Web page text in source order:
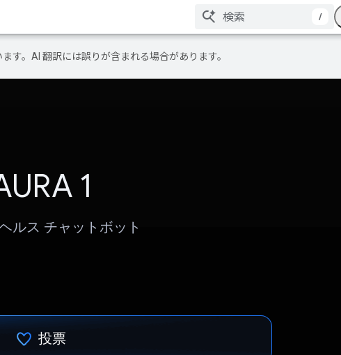
/
す。AI 翻訳には誤りが含まれる場合があります。
1
ルス チャットボット
投票